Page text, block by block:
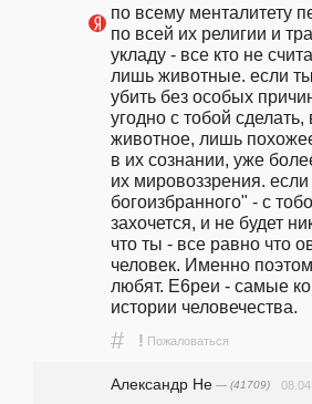
по всему менталитету
по всей их религии и
укладу - все кто не
лишь животные. если
убить без особых
угодно с тобой
животное, лишь
в их сознании, уже
их мировоззрения.
богоизбранного" - с
захочется, и не будет
что ты - все равно что
человек. Именно
любят. Е6реи - самые
истории человечества.
# ! Пожаловаться
Александр Не — (41709)